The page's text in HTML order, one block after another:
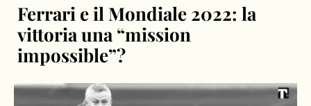
Ferrari e il Mondiale 2022: la
vittoria una “mission
impossible”?